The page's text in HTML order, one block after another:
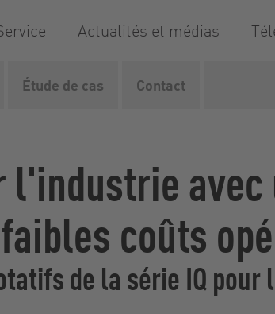
Actualités et médias
rotatifs Série IQ Industrie
l'industrie
coûts
de la série IQ
Étude de cas Contact